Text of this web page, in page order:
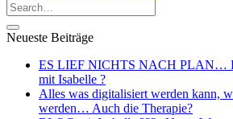
Neueste Beiträge
ES LIEF NICHTS NACH PLAN…
mit Isabelle ?
Alles was digitalisiert werden kann,
werden… Auch die Therapie?